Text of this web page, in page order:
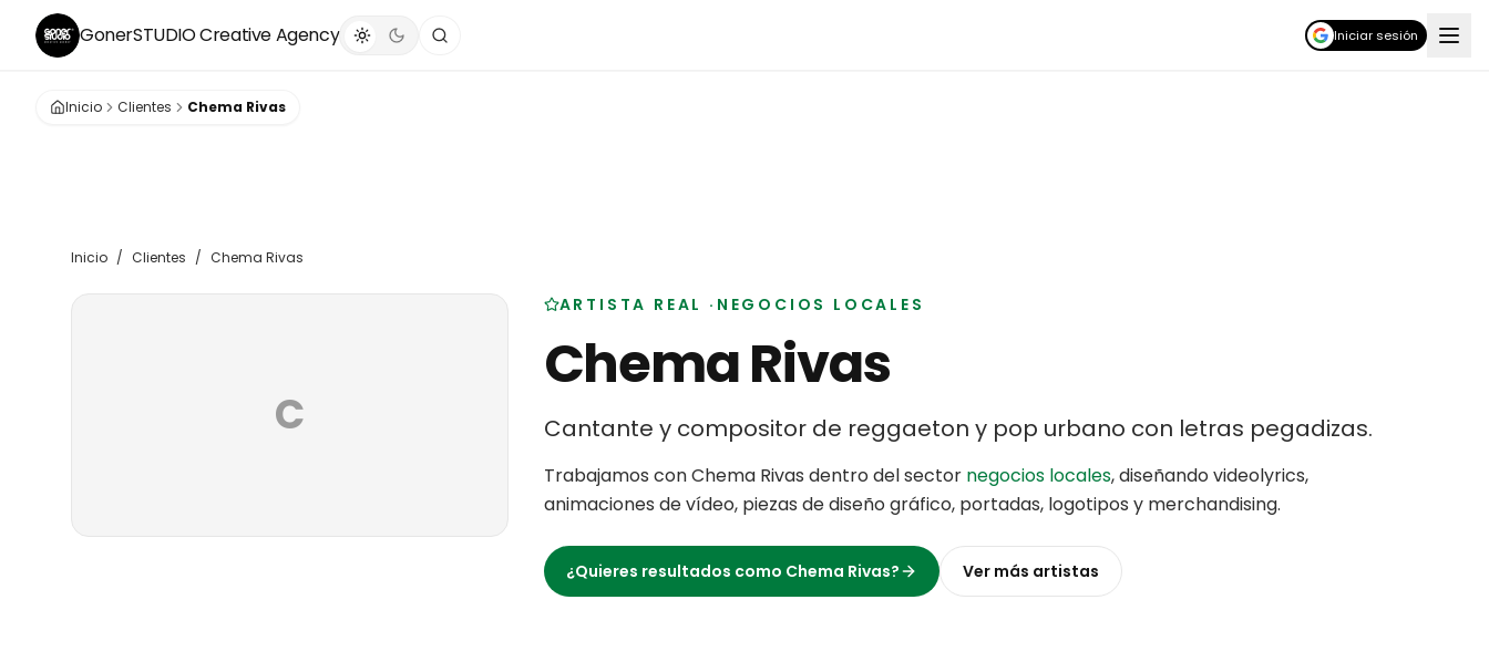
GonerSTUDIOCreative Agency Iniciar sesión
Inicio Clientes Chema Rivas
Inicio / Clientes / Chema Rivas
C
ARTISTA REAL · NEGOCIOS LOCALES
Chema Rivas
Cantante y compositor de reggaeton y pop urbano con letras pegadizas.
Trabajamos conChema Rivas dentro del sector negocios locales,diseñando videolyrics,
animaciones de vídeo, piezas de diseño gráfico, portadas, logotipos y merchandising.
¿Quieres resultados como Chema Rivas? Ver más artistas